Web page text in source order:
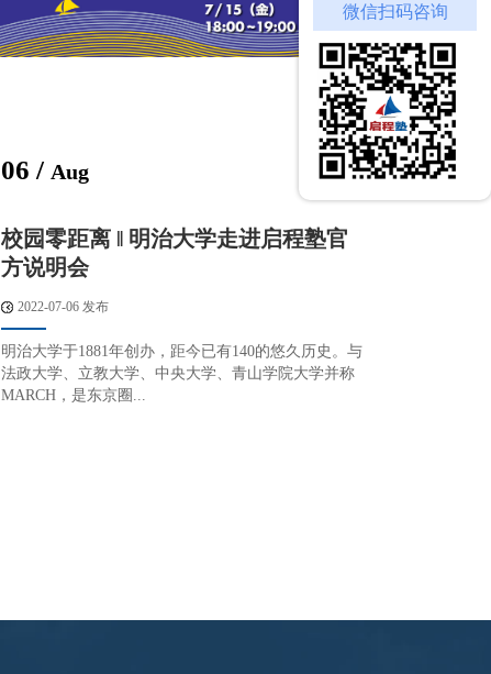
06 / Aug
校园零距离 ‖ 明治大学走进启程塾官
方说明会
2022-07-06 发布
明治大学于1881年创办，距今已有140的悠久历史。与
法政大学、立教大学、中央大学、青山学院大学并称
MARCH，是东京圈...
微信扫码咨询